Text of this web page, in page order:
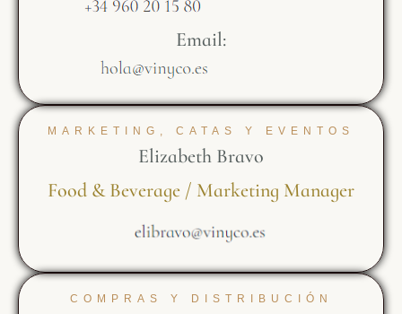
Email:
MARKETING, CATAS Y EVENTOS
Elizabeth Bravo
Food & Beverage / Marketing Manager
COMPRAS Y DISTRIBUCIÓN